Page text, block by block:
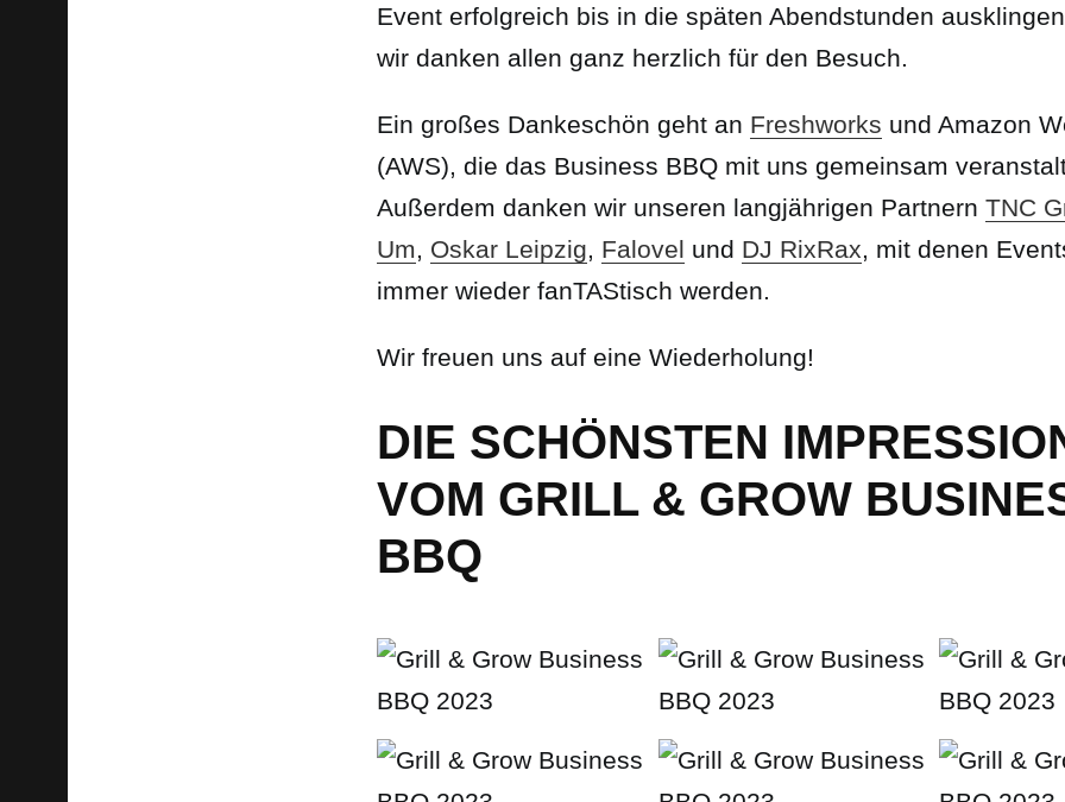
Event erfolgreich bis in die späten Abendstunden
wir danken allen ganz herzlich für den Besuch.
Ein großes Dankeschön geht an Freshworks und Amazon
(AWS), die das Business BBQ mit uns gemeinsam
Außerdem danken wir unseren langjährigen Partnern TNC
Um
Oskar Leipzig Falovel und DJ RixRax , mit denen
immer wieder fanTAStisch werden.
Wir freuen uns auf eine Wiederholung!
DIE SCHÖNSTEN
VOM GRILL & GROW
BBQ